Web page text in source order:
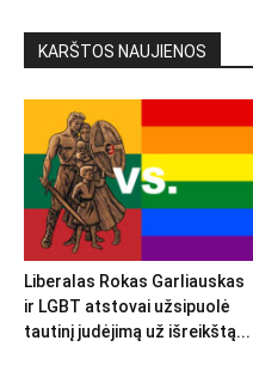
KARŠTOS NAUJIENOS
Liberalas Rokas Garliauskas
ir LGBT atstovai užsipuolė
tautinį judėjimą už išreikštą...